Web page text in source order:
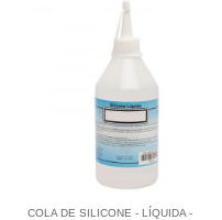
COLA DE SILICONE - LÍQUIDA -